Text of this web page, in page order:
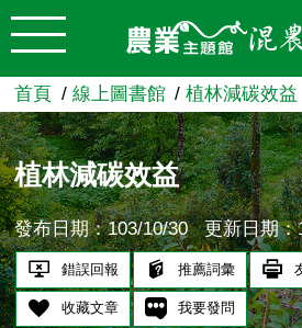
跳到主要內容
農業知識入口網
首頁 線上圖書館 植林減碳效益
植林減碳效益
發布日期：103/10/30 更新日期：
錯誤回報 推薦詞彙
收藏文章 我要發問